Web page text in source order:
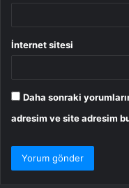
İnternet sitesi
Daha sonraki
adresim ve site adresim